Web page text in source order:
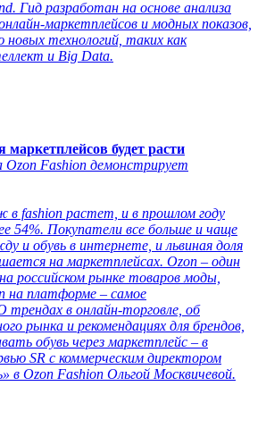
Гид разработан на основе анализа
маркетплейсов и модных показов,
технологий, таких как
и Big Data.
маркетплейсов будет расти
Ozon Fashion демонстрирует
в fashion растет, и в прошлом году
54%. Покупатели все больше и чаще
и обувь в интернете, и львиная доля
на маркетплейсах. Ozon – один
российском рынке товаров моды,
на платформе – самое
в онлайн-торговле, об
рынка и рекомендациях для брендов,
обувь через маркетплейс – в
SR с коммерческим директором
в Ozon Fashion Ольгой Москвичевой.